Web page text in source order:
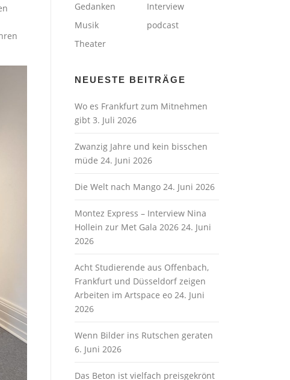
Gedanken
Interview
Musik
podcast
Theater
NEUESTE BEITRÄGE
Wo es Frankfurt zum Mitnehmen
gibt 3. Juli 2026
Zwanzig Jahre und kein bisschen
müde 24. Juni 2026
Die Welt nach Mango 24. Juni 2026
Montez Express – Interview Nina
Hollein zur Met Gala 2026 24. Juni
2026
Acht Studierende aus Offenbach,
Frankfurt und Düsseldorf zeigen
Arbeiten im Artspace eo 24. Juni
2026
Wenn Bilder ins Rutschen geraten
6. Juni 2026
Das Beton ist vielfach preisgekrönt